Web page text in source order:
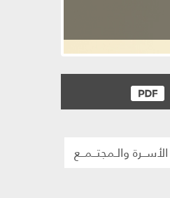
الأســرة والـمجتــمــع